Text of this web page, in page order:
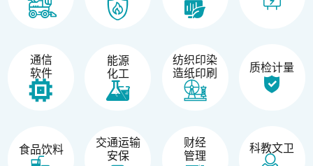
通信
软件
能源
化工
纺织印染
造纸印刷
质检计量
食品饮料
交通运输
安保
财经
管理
科教文卫